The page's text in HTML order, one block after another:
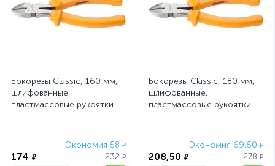
Бокорезы Classic, 160 мм,
шлифованные,
пластмассовые рукоятки
Экономия 58 ₽
174 ₽ 232₽
Бокорезы Classic, 180 мм,
шлифованные,
пластмассовые рукоятки
Экономия 69,50 ₽
208,50 ₽ 278₽